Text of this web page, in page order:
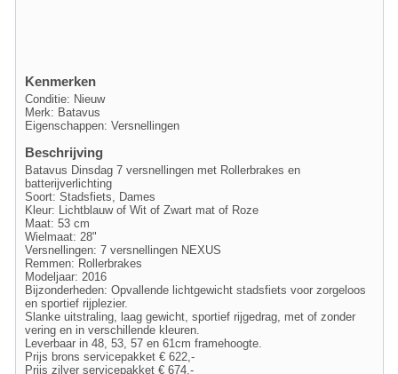
Kenmerken
Conditie: Nieuw
Merk: Batavus
Eigenschappen: Versnellingen
Beschrijving
Batavus Dinsdag 7 versnellingen met Rollerbrakes en
batterijverlichting
Soort: Stadsfiets, Dames
Kleur: Lichtblauw of Wit of Zwart mat of Roze
Maat: 53 cm
Wielmaat: 28"
Versnellingen: 7 versnellingen NEXUS
Remmen: Rollerbrakes
Modeljaar: 2016
Bijzonderheden: Opvallende lichtgewicht stadsfiets voor zorgeloos
en sportief rijplezier.
Slanke uitstraling, laag gewicht, sportief rijgedrag, met of zonder
vering en in verschillende kleuren.
Leverbaar in 48, 53, 57 en 61cm framehoogte.
Prijs brons servicepakket € 622,-
Prijs zilver servicepakket € 674,-